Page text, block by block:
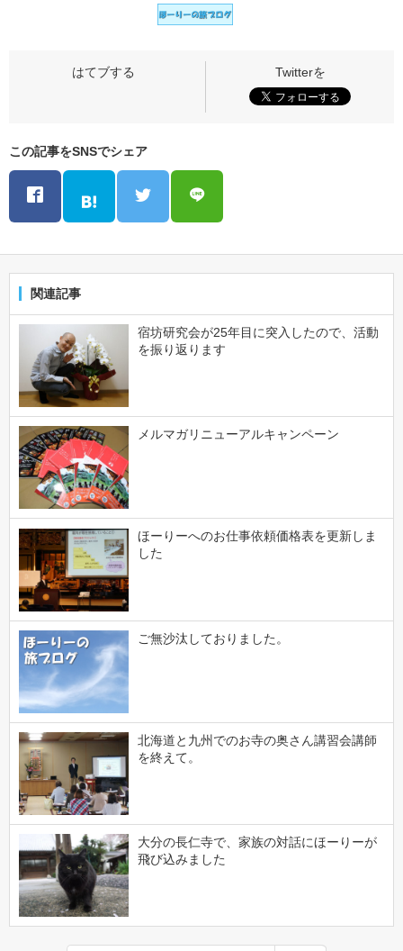
この記事をSNSでシェア
関連記事
宿坊研究会が25年目に突入したので、活動
を振り返ります
メルマガリニューアルキャンペーン
ほーりーへのお仕事依頼価格表を更新しま
した
ご無沙汰しておりました。
北海道と九州でのお寺の奥さん講習会講師
を終えて。
大分の長仁寺で、家族の対話にほーりーが
飛び込みました